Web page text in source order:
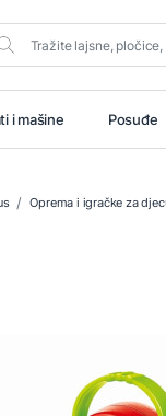
i mašine Posuđe
Oprema i igračke za